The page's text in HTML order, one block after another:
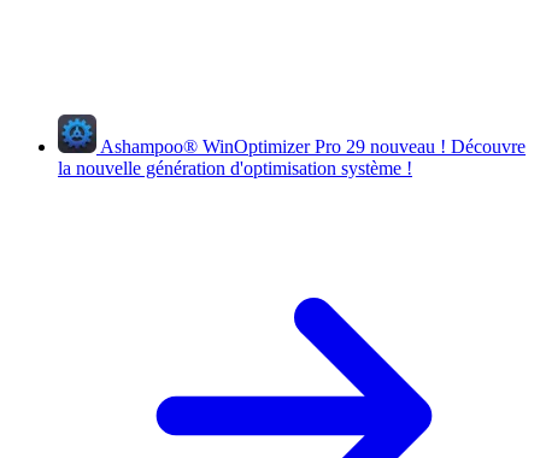
Ashampoo® WinOptimizer Pro 29 nouveau ! Découvre
la nouvelle génération d'optimisation système !